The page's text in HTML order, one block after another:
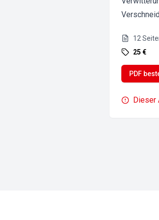
12
25 €
PDF
Dieser